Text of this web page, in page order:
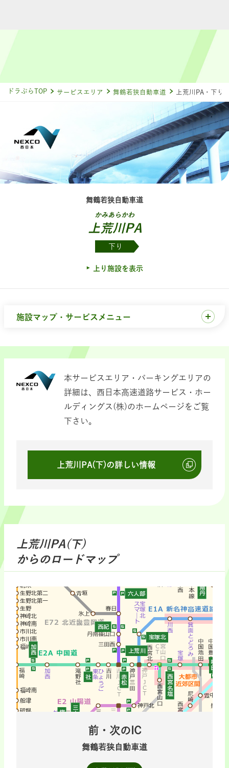
ドラぷらTOP サービスエリア 舞鶴若狭自動車道 上荒川PA・下り
舞鶴若狭自動車道
かみあらかわ
上荒川PA
下り
上り施設を表示
施設マップ・サービスメニュー
本サービスエリア・パーキングエリアの
詳細は、西日本高速道路サービス・ホー
ルディングス(株)のホームページをご覧
下さい。
上荒川PA(下)の詳しい情報
上荒川PA(下)
からのロードマップ
前・次のIC
舞鶴若狭自動車道